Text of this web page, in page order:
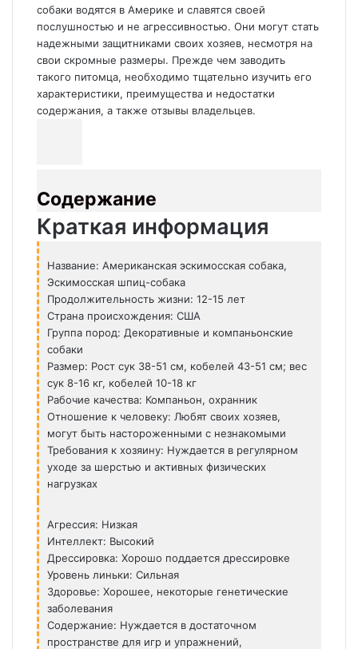
собаки водятся в Америке и славятся своей
послушностью и не агрессивностью. Они могут стать
надежными защитниками своих хозяев, несмотря на
свои скромные размеры. Прежде чем заводить
такого питомца, необходимо тщательно изучить его
характеристики, преимущества и недостатки
содержания, а также отзывы владельцев.
Содержание
Краткая информация
Название: Американская эскимосская собака,
Эскимосская шпиц-собака
Продолжительность жизни: 12-15 лет
Страна происхождения: США
Группа пород: Декоративные и компаньонские
собаки
Размер: Рост сук 38-51 см, кобелей 43-51 см; вес
сук 8-16 кг, кобелей 10-18 кг
Рабочие качества: Компаньон, охранник
Отношение к человеку: Любят своих хозяев,
могут быть настороженными с незнакомыми
Требования к хозяину: Нуждается в регулярном
уходе за шерстью и активных физических
нагрузках
Агрессия: Низкая
Интеллект: Высокий
Дрессировка: Хорошо поддается дрессировке
Уровень линьки: Сильная
Здоровье: Хорошее, некоторые генетические
заболевания
Содержание: Нуждается в достаточном
пространстве для игр и упражнений,